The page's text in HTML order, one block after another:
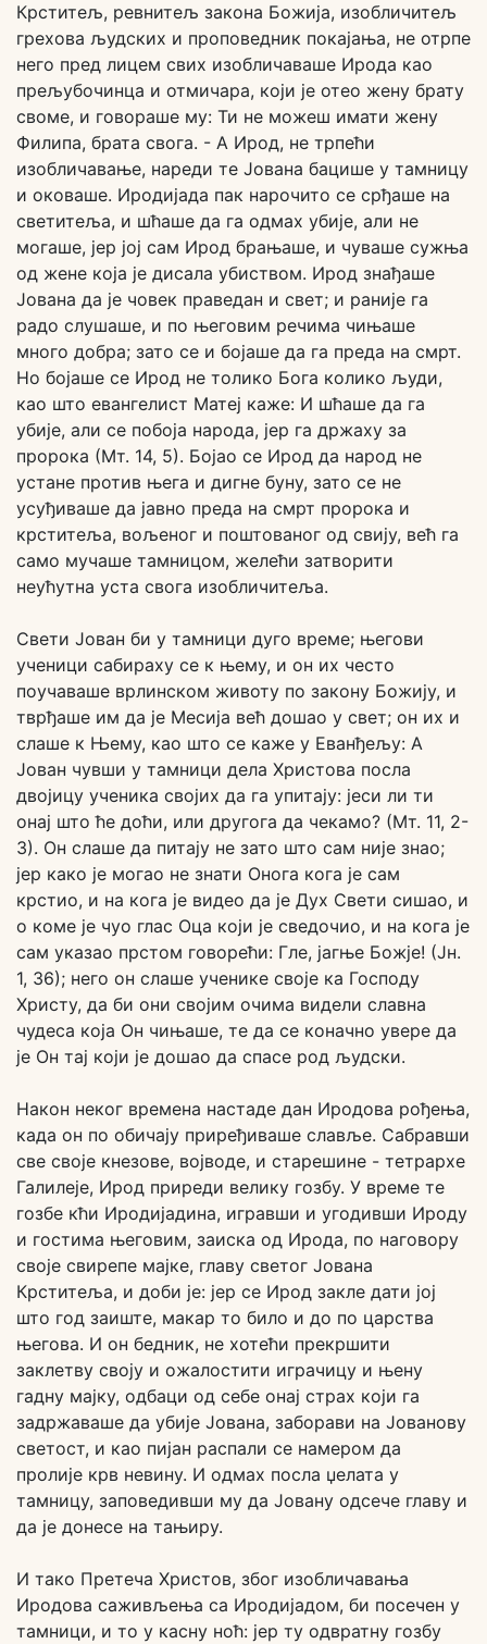
Крститељ, ревнитељ закона Божија, изобличитељ
грехова људских и проповедник покајања, не отрпе
него пред лицем свих изобличаваше Ирода као
прељубочинца и отмичара, који је отео жену брату
своме, и говораше му: Ти не можеш имати жену
Филипа, брата свога. - А Ирод, не трпећи
изобличавање, нареди те Јована бацише у тамницу
и оковаше. Иродијада пак нарочито се срђаше на
светитеља, и шћаше да га одмах убије, али не
могаше, јер јој сам Ирод брањаше, и чуваше сужња
од жене која је дисала убиством. Ирод знађаше
Јована да је човек праведан и свет; и раније га
радо слушаше, и по његовим речима чињаше
много добра; зато се и бојаше да га преда на смрт.
Но бојаше се Ирод не толико Бога колико људи,
као што евангелист Матеј каже: И шћаше да га
убије, али се побоја народа, јер га држаху за
пророка (Мт. 14, 5). Бојао се Ирод да народ не
устане против њега и дигне буну, зато се не
усуђиваше да јавно преда на смрт пророка и
крститеља, вољеног и поштованог од свију, већ га
само мучаше тамницом, желећи затворити
неућутна уста свога изобличитеља.
Свети Јован би у тамници дуго време; његови
ученици сабираху се к њему, и он их често
поучаваше врлинском животу по закону Божију, и
тврђаше им да је Месија већ дошао у свет; он их и
слаше к Њему, као што се каже у Еванђељу: А
Јован чувши у тамници дела Христова посла
двојицу ученика својих да га упитају: јеси ли ти
онај што ће доћи, или другога да чекамо? (Мт. 11, 2-
3). Он слаше да питају не зато што сам није знао;
јер како је могао не знати Онога кога је сам
крстио, и на кога је видео да је Дух Свети сишао, и
о коме је чуо глас Оца који је сведочио, и на кога је
сам указао прстом говорећи: Гле, јагње Божје! (Јн.
1, 36); него он слаше ученике своје ка Господу
Христу, да би они својим очима видели славна
чудеса која Он чињаше, те да се коначно увере да
је Он тај који је дошао да спасе род људски.
Након неког времена настаде дан Иродова рођења,
када он по обичају приређиваше славље. Сабравши
све своје кнезове, војводе, и старешине - тетрархе
Галилеје, Ирод приреди велику гозбу. У време те
гозбе кћи Иродијадина, игравши и угодивши Ироду
и гостима његовим, заиска од Ирода, по наговору
своје свирепе мајке, главу светог Јована
Крститеља, и доби је: јер се Ирод закле дати јој
што год заиште, макар то било и до по царства
његова. И он бедник, не хотећи прекршити
заклетву своју и ожалостити играчицу и њену
гадну мајку, одбаци од себе онај страх који га
задржаваше да убије Јована, заборави на Јованову
светост, и као пијан распали се намером да
пролије крв невину. И одмах посла џелата у
тамницу, заповедивши му да Јовану одсече главу и
да је донесе на тањиру.
И тако Претеча Христов, због изобличавања
Иродова саживљења са Иродијадом, би посечен у
тамници, и то у касну ноћ: јер ту одвратну гозбу